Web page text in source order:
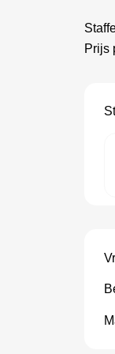
Prijs